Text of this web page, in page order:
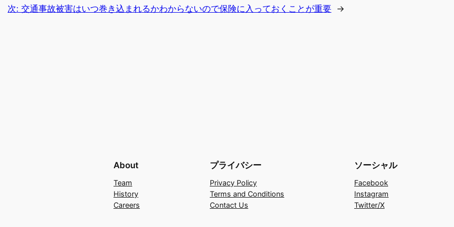
次: 交通事故被害はいつ巻き込まれるかわからないので保険に入っておくことが重要 →
About
Team
History
Careers
プライバシー
Privacy Policy
Terms and Conditions
Contact Us
ソーシャル
Facebook
Instagram
Twitter/X